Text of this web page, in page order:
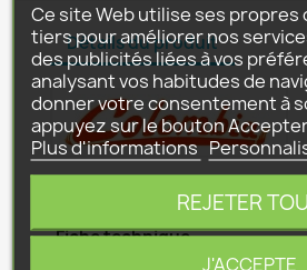
Détails du produit
Fiche technique
Ce site Web utilise ses propres
tiers pour améliorer nos
des publicités liées à vos
analysant vos habitudes de
donner votre consentement à
appuyez sur le bouton
Plus d'informations
REJETER
J'ACCEPTE